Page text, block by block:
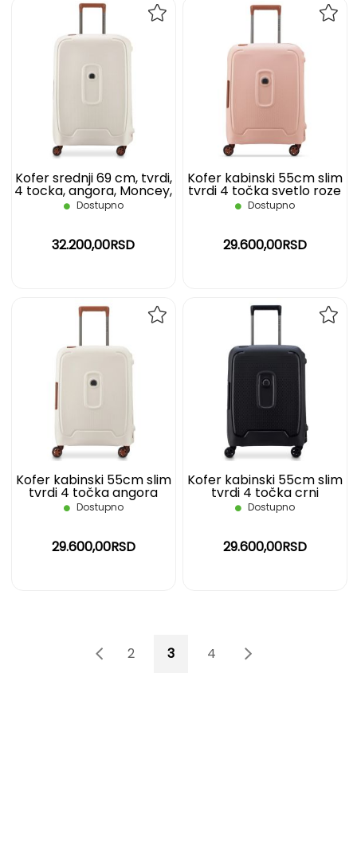
Kofer srednji 69 cm, tvrdi,
4 tocka, angora, Moncey,
DELSEY
Dostupno
32.200,00RSD
Kofer kabinski 55cm slim
tvrdi 4 točka svetlo roze
Moncey Delsey
Dostupno
29.600,00RSD
Kofer kabinski 55cm slim
tvrdi 4 točka angora
Moncey Delsey
Dostupno
29.600,00RSD
Kofer kabinski 55cm slim
tvrdi 4 točka crni
Moncey Delsey
Dostupno
29.600,00RSD
Page
Previous
Page
1 Page
2 You're currently reading page
3 Page
4 Page
5Page
Sledeće